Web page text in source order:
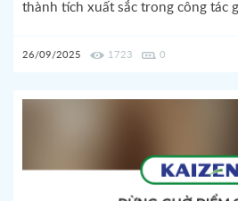
thành tích xuất sắc trong công tác
26/09/2025 1723 0